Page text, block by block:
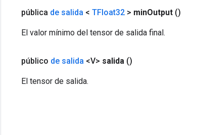
pública de salida < TFloat32 > minOutput ()
El valor mínimo del tensor de salida final.
público de salida <V> salida ()
El tensor de salida.